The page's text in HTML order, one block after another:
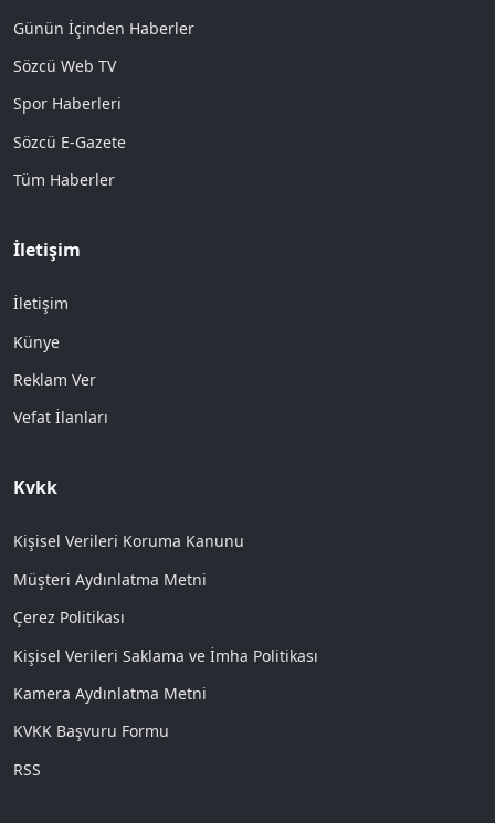
Günün İçinden Haberler
Sözcü Web TV
Spor Haberleri
Sözcü E-Gazete
Tüm Haberler
İletişim
İletişim
Künye
Reklam Ver
Vefat İlanları
Kvkk
Kişisel Verileri Koruma Kanunu
Müşteri Aydınlatma Metni
Çerez Politikası
Kişisel Verileri Saklama ve İmha Politikası
Kamera Aydınlatma Metni
KVKK Başvuru Formu
RSS